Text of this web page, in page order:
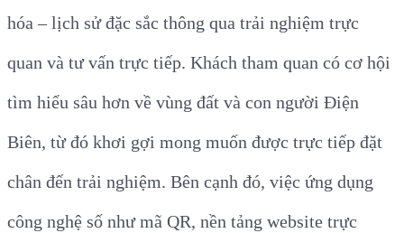
hóa – lịch sử đặc sắc thông qua trải nghiệm trực
quan và tư vấn trực tiếp. Khách tham quan có cơ hội
tìm hiểu sâu hơn về vùng đất và con người Điện
Biên, từ đó khơi gợi mong muốn được trực tiếp đặt
chân đến trải nghiệm. Bên cạnh đó, việc ứng dụng
công nghệ số như mã QR, nền tảng website trực